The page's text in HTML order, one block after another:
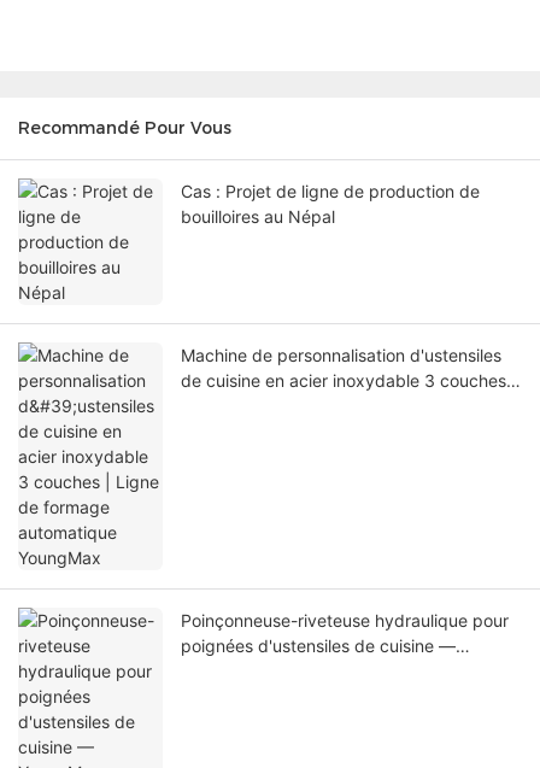
Recommandé Pour Vous
Cas : Projet de ligne de production de
bouilloires au Népal
Machine de personnalisation d'ustensiles
de cuisine en acier inoxydable 3 couches |
Poinçonneuse-riveteuse hydraulique pour
poignées d'ustensiles de cuisine —